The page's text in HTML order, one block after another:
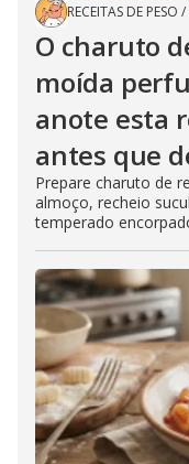
RECEITAS DE PESO /
O charuto
moída
anote esta
antes que
Prepare charuto de
almoço, recheio
temperado